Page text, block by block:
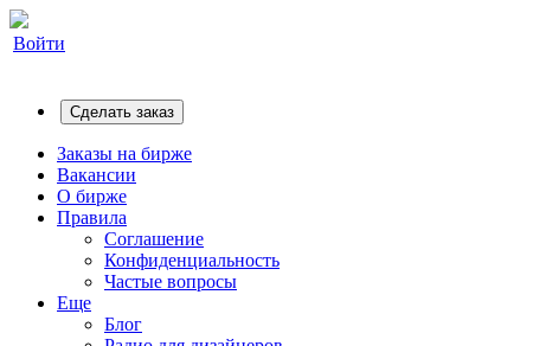
Войти
Сделать заказ
Заказы на бирже
Вакансии
О бирже
Правила
Соглашение
Конфиденциальность
Частые вопросы
Еще
Блог